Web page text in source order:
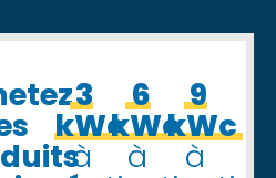
3
kWc
à
6
kWc
à
9
kWc
à